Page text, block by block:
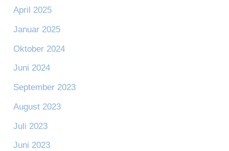
April 2025
Januar 2025
Oktober 2024
Juni 2024
September 2023
August 2023
Juli 2023
Juni 2023